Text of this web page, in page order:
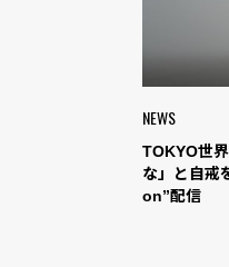
NEWS
TOKYO世
な」と自戒
on”配信